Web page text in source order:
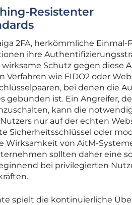
Resistenter
2FA, herkömmliche Einmal-
ihre
Schutz gegen diese
Verfahren wie FIDO2 oder
bei denen die
gebunden ist. Ein Angreifer,
kann die
nur auf der echten
Sicherheitsschlüssel oder
Wirksamkeit von AitM-
sollten daher eine
bei privilegierten
spielt die kontinuierliche